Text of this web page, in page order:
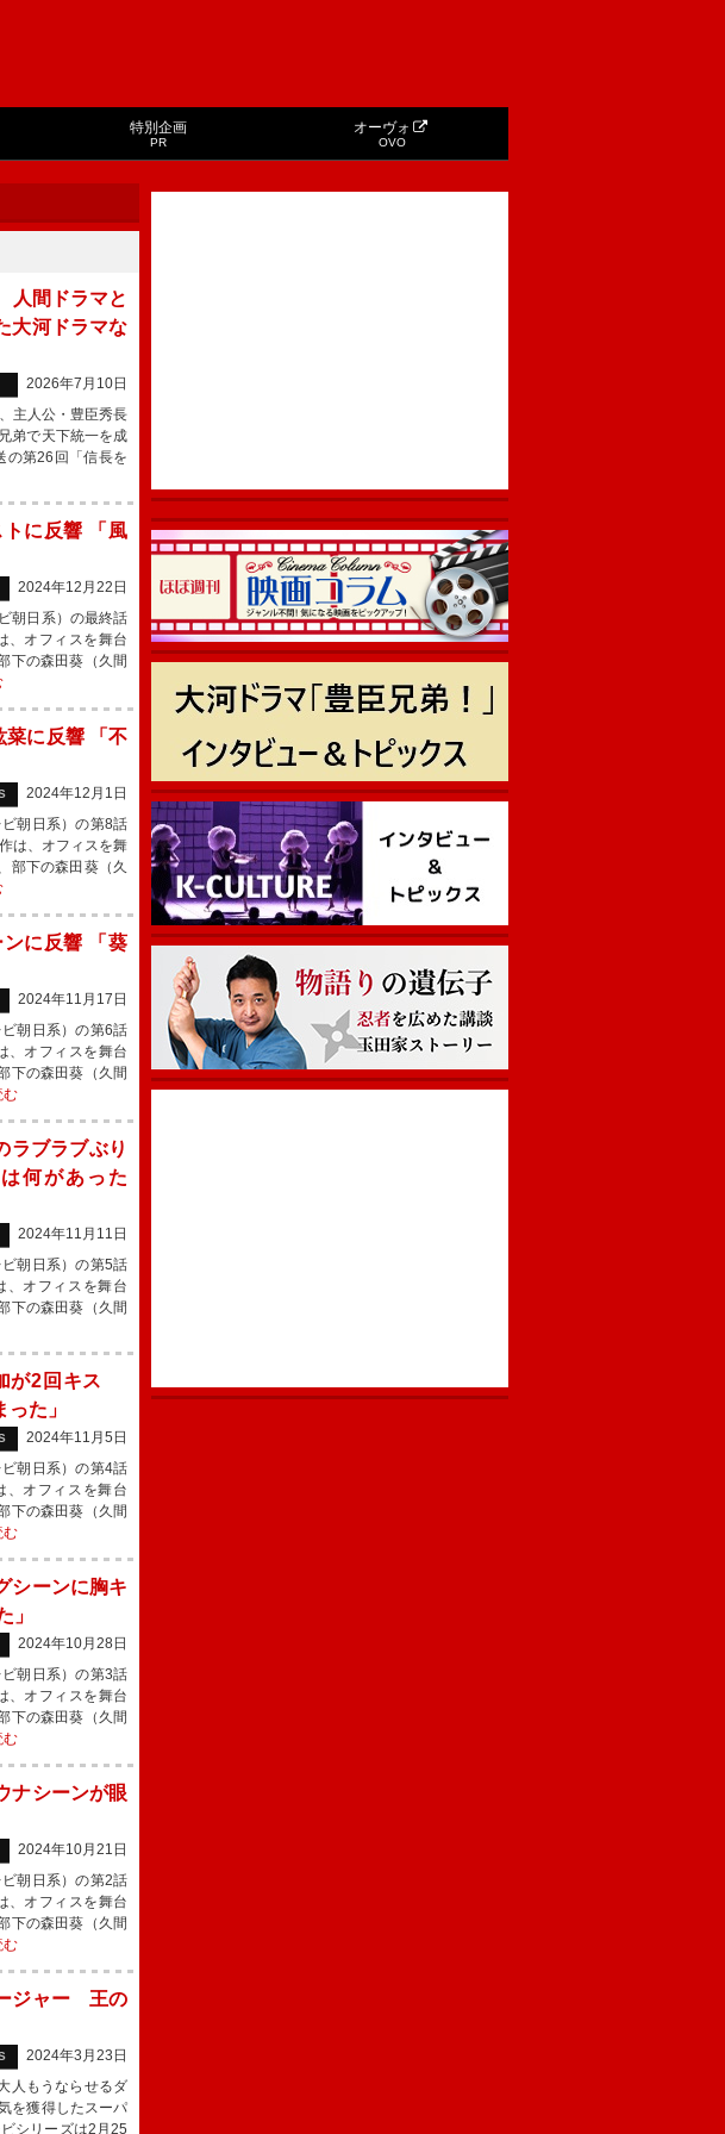
特別企画
PR
オーヴォ
OVO
人間ドラマと
大河ドラマな
2026年7月10日
主人公・豊臣秀長
弟で天下統一を成
の第26回「信長を
に反響 「風
2024年12月22日
朝日系）の最終話
オフィスを舞台
下の森田葵（久間
菜に反響 「不
2024年12月1日
朝日系）の第8話
は、オフィスを舞
部下の森田葵（久
ンに反響 「葵
2024年11月17日
朝日系）の第6話
オフィスを舞台
下の森田葵（久間
む
ラブラブぶり
何があった
2024年11月11日
朝日系）の第5話
オフィスを舞台
下の森田葵（久間
加が2回キス
た」
2024年11月5日
朝日系）の第4話
オフィスを舞台
下の森田葵（久間
む
シーンに胸キ
」
2024年10月28日
朝日系）の第3話
オフィスを舞台
下の森田葵（久間
む
ナシーンが眼
2024年10月21日
朝日系）の第2話
オフィスを舞台
下の森田葵（久間
む
ジャー 王の
2024年3月23日
人もうならせるダ
を獲得したスーパ
シリーズは2月25